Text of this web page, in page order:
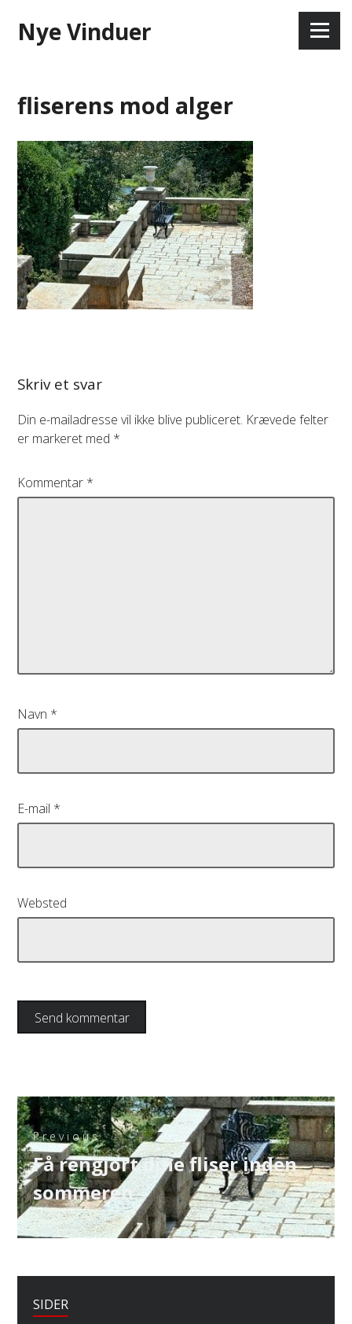
content
Nye Vinduer Menu
fliserens mod alger
Skriv et svar
Din e-mailadresse vil ikke blive publiceret. Krævede felter
er markeret med *
Kommentar *
Navn *
E-mail *
Websted
Indlægsnavigation
Previous
Previous
post:
Få rengjort dine fliser inden
sommeren
SIDER